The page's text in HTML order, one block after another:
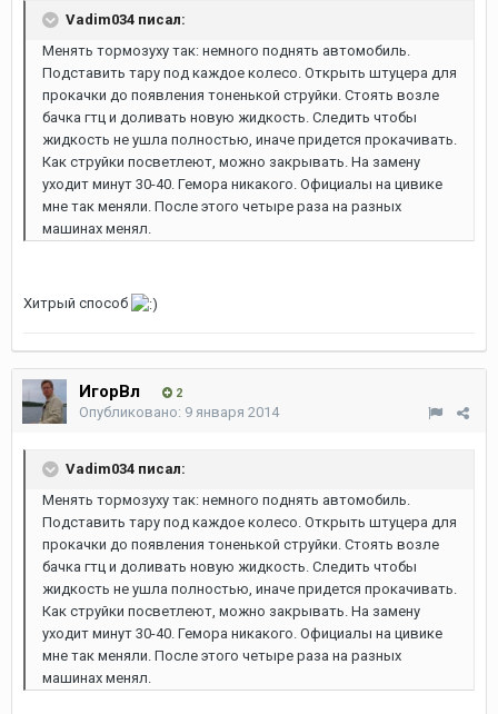
Vadim034 писал:
Менять тормозуху так: немного поднять автомобиль.
Подставить тару под каждое колесо. Открыть штуцера для
прокачки до появления тоненькой струйки. Стоять возле
бачка гтц и доливать новую жидкость. Следить чтобы
жидкость не ушла полностью, иначе придется прокачивать.
Как струйки посветлеют, можно закрывать. На замену
уходит минут 30-40. Гемора никакого. Официалы на цивике
мне так меняли. После этого четыре раза на разных
машинах менял.
Хитрый способ
ИгорВл 2
Опубликовано: 9 января 2014
Vadim034 писал:
Менять тормозуху так: немного поднять автомобиль.
Подставить тару под каждое колесо. Открыть штуцера для
прокачки до появления тоненькой струйки. Стоять возле
бачка гтц и доливать новую жидкость. Следить чтобы
жидкость не ушла полностью, иначе придется прокачивать.
Как струйки посветлеют, можно закрывать. На замену
уходит минут 30-40. Гемора никакого. Официалы на цивике
мне так меняли. После этого четыре раза на разных
машинах менял.